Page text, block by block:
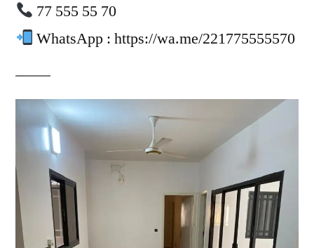
77 555 55 70
WhatsApp : https://wa.me/221775555570